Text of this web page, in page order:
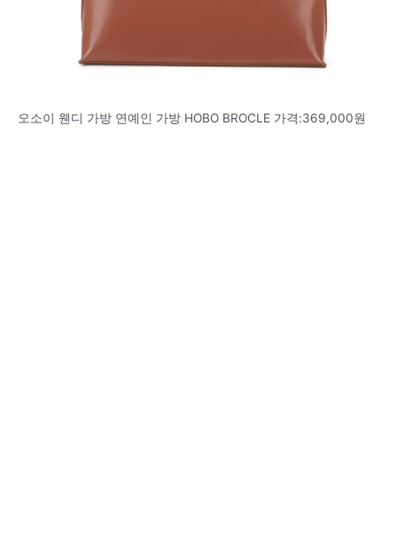
오소이 웬디 가방 연예인 가방 HOBO BROCLE 가격:369,000원